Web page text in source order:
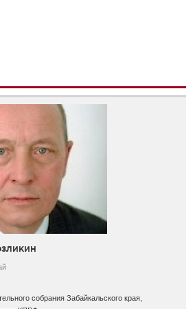
собрания Забайкальского края,